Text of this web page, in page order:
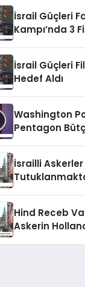
İsrail Güçleri
Kampı’nda 3
İsrail Güçleri
Hedef Aldı
Washington
Pentagon
İsrailli
Hind Receb
Askerin